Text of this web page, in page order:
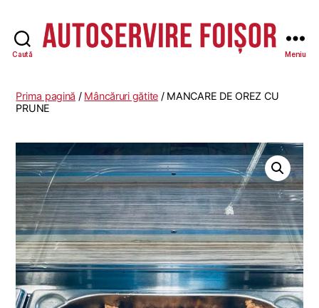
Caută
-
Meniu
Prima pagină / Mâncăruri gătite / MANCARE DE OREZ CU
PRUNE